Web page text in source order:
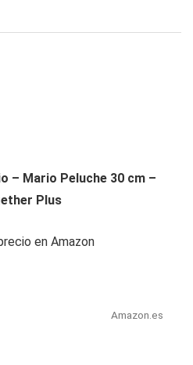
– Mario Peluche 30 cm –
Plus
en Amazon
Amazon.es